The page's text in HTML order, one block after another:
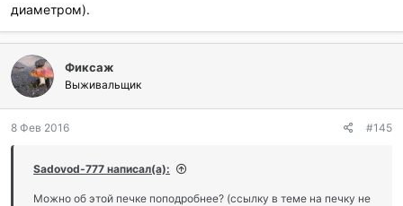
диаметром).
Фиксаж
Выживальщик
8 Фев 2016 #145
Sadovod-777 написал(а):
Можно об этой печке поподробнее? (ссылку в теме на печку не